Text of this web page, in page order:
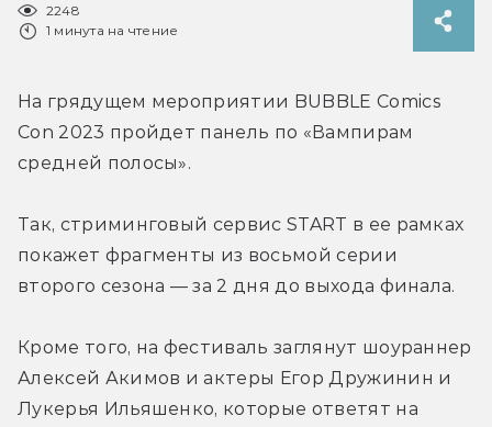
2248
1 минута на чтение
На грядущем мероприятии BUBBLE Comics
Con 2023 пройдет панель по «Вампирам
средней полосы».
Так, стриминговый сервис START в ее рамках
покажет фрагменты из восьмой серии
второго сезона — за 2 дня до выхода финала.
Кроме того, на фестиваль заглянут шоураннер
Алексей Акимов и актеры Егор Дружинин и
Лукерья Ильяшенко, которые ответят на